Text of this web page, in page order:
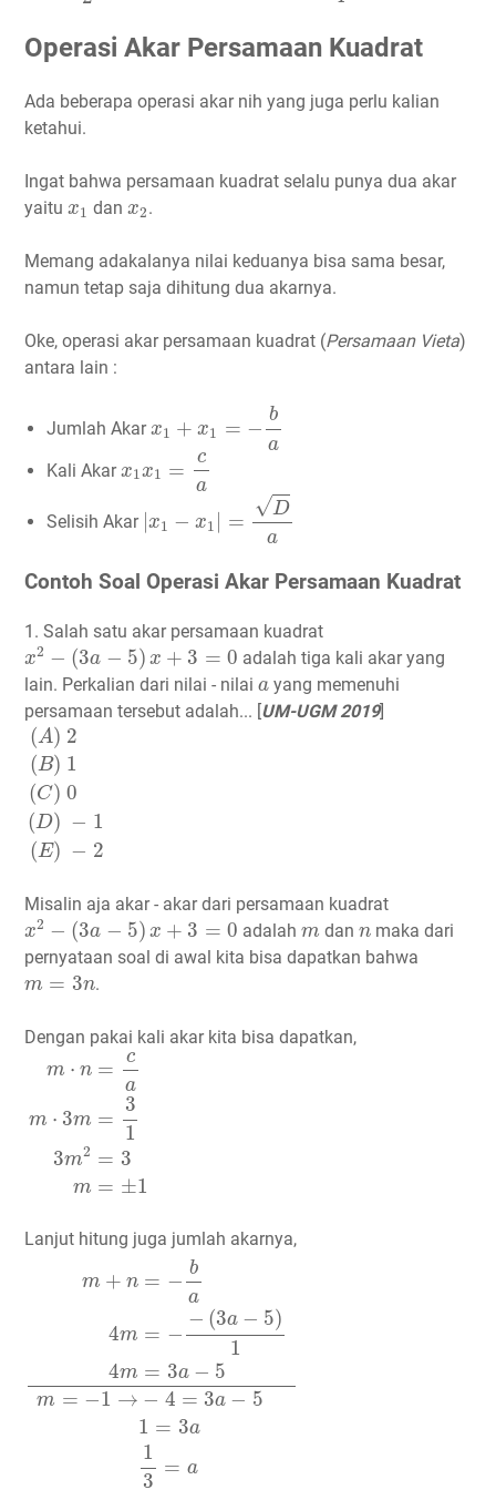
Operasi Akar Persamaan Kuadrat
Ada beberapa operasi akar nih yang juga perlu kalian
ketahui.
Ingat bahwa persamaan kuadrat selalu punya dua akar
yaitu x1
x1 dan x2
x2.
Memang adakalanya nilai keduanya bisa sama besar,
namun tetap saja dihitung dua akarnya.
Oke, operasi akar persamaan kuadrat (Persamaan Vieta)
antara lain :
Jumlah Akarx1 + x1 = −
b
a
Kali Akarx1x1 =
c
a
a
Selisih Akar x1 − x1 =
√D
a
1|
Contoh Soal Operasi Akar Persamaan Kuadrat
1. Salah satu akar persamaan kuadrat
x2 − (3a − 5) x + 3 = 0
x2−(3a −5)x+3= 0
adalah tiga kali akar yang
lain. Perkalian dari nilai - nilai a
a yang memenuhi
persamaan tersebut adalah... [UM-UGM 2019]
(A) 2
(B) 1
(C) 0
(D) − 1
(E) − 2
(A) 2(B) 1 (C) 0(D ) −1(E) −2
Misalin aja akar - akar dari persamaan kuadrat
x2 − (3a − 5) x + 3 = 0
x2−(3a−5 )x+3 =0 adalah m
m dan n
n maka dari
pernyataan soal di awal kita bisa dapatkan bahwa
m = 3n
m 3 n .
Dengan pakai kali akar kita bisa dapatkan,
m ⋅ n =
c
a
m ⋅ 3m =
3
1
3m2 = 3
m = ±1
m⋅n=cam⋅3m=313m2= 3m=±1
Lanjut hitung juga jumlah akarnya,
m + n = −
b
a
4m = −
− (3a − 5)
1
4m = 3a − 5
m = −1 → − 4 = 3a − 5
1 = 3a
1
3
= a
m+n= −ba4m=−−(3a−5)14m=